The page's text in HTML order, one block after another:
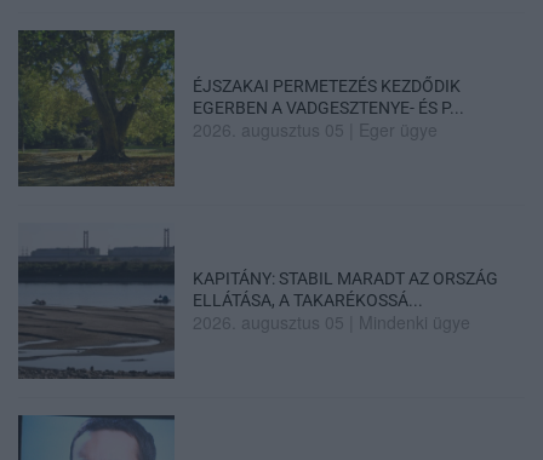
ÉJSZAKAI PERMETEZÉS KEZDŐDIK
EGERBEN A VADGESZTENYE- ÉS P...
2026. augusztus 05 Eger ügye
KAPITÁNY: STABIL MARADT AZ ORSZÁG
ELLÁTÁSA, A TAKARÉKOSSÁ...
2026. augusztus 05 Mindenki ügye